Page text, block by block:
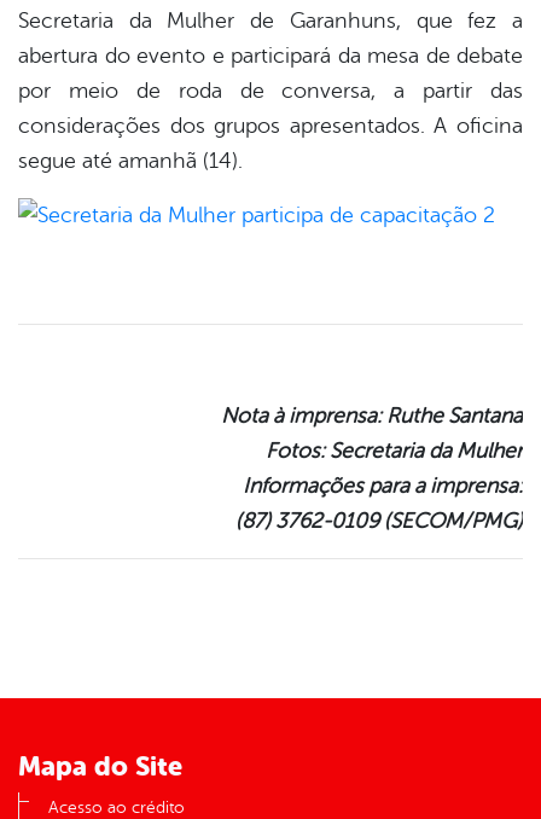
Secretaria da Mulher de Garanhuns, que fez a
abertura do evento e participará da mesa de debate
por meio de roda de conversa, a partir das
considerações dos grupos apresentados. A oficina
segue até amanhã (14).
Nota à imprensa: Ruthe Santana
Fotos: Secretaria da Mulher
Informações para a imprensa:
(87) 3762-0109 (SECOM/PMG)
Mapa do Site
Acesso ao crédito